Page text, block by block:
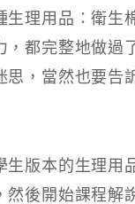
理用品：衛生
都完整地做過
，當然也要告
版本的生理用
後開始課程解